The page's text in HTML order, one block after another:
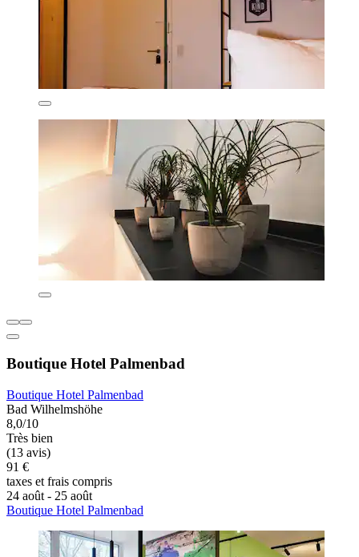
Boutique Hotel Palmenbad
Boutique Hotel Palmenbad
Bad Wilhelmshöhe
8,0/10
Très bien
(13 avis)
91 €
taxes et frais compris
24 août - 25 août
Boutique Hotel Palmenbad